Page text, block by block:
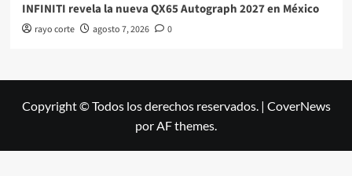
INFINITI revela la nueva QX65 Autograph 2027 en México
rayo corte agosto 7, 2026 0
Copyright © Todos los derechos reservados. | CoverNews
por AF themes.